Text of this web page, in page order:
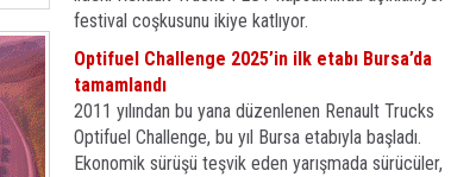
festival coşkusunu ikiye katlıyor.
Optifuel Challenge 2025’in ilk etabı Bursa’da
tamamlandı
2011 yılından bu yana düzenlenen Renault Trucks
Optifuel Challenge, bu yıl Bursa etabıyla başladı.
Ekonomik sürüşü teşvik eden yarışmada sürücüler,